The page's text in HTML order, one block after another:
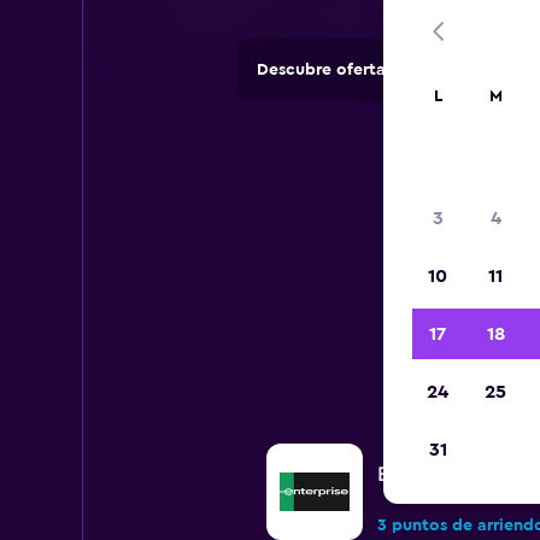
Descubre ofertas de agencias de
Enterprise Rent-A-
3 puntos de
L M
3 4
10 11
17 18
24 25
31